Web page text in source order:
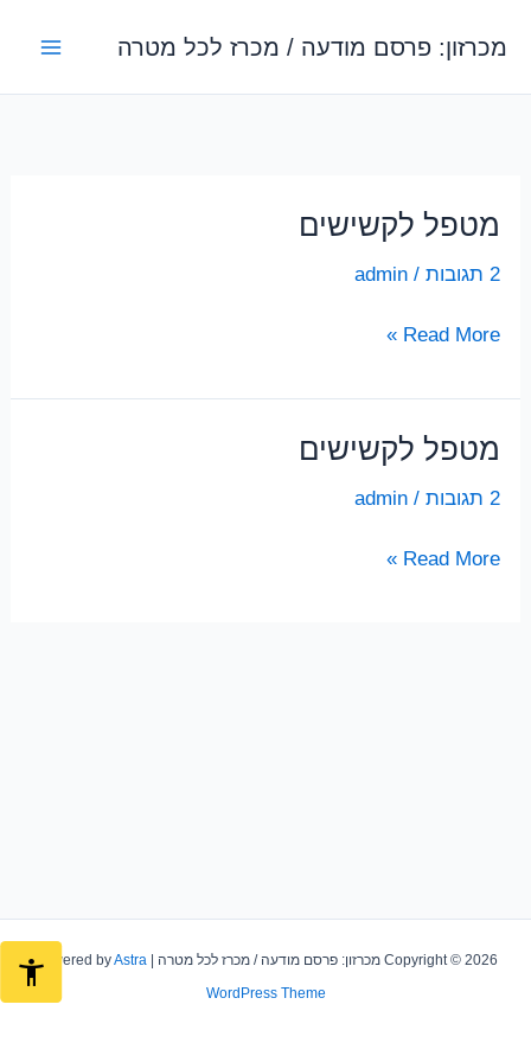
לתוכןמכרזון: פרסם מודעה / מכרז לכל מטרה
מטפל לקשישים
2 תגובות /
admin
מטפל
Read More »
מטפל לקשישים
2 תגובות /
admin
מטפל
Read More »
Copyright © 2026 מכרזון: פרסם מודעה / מכרז לכל מטרה | Powered by
Astra
WordPress Theme